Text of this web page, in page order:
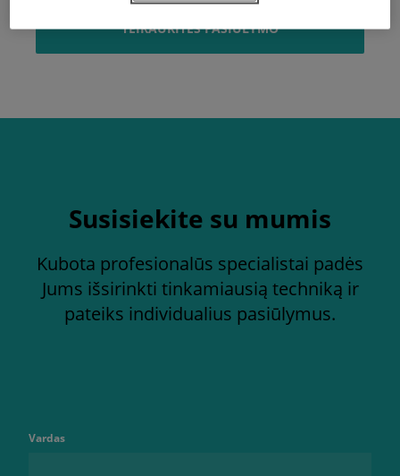
TEIRAUKITĖS PASIŪLYMO
Susisiekite su mumis
Kubota profesionalūs specialistai padės
Jums išsirinkti tinkamiausią techniką ir
pateiks individualius pasiūlymus.
Vardas